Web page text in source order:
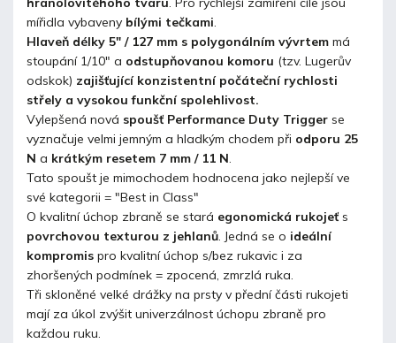
mířidla vybaveny bílými tečkami.
Hlaveň délky 5" / 127 mm s polygonálním vývrtem má
stoupání 1/10" a odstupňovanou komoru (tzv. Lugerův
odskok) zajišťující konzistentní počáteční rychlosti
střely a vysokou funkční spolehlivost.
Vylepšená nová spoušť Performance Duty Trigger se
vyznačuje velmi jemným a hladkým chodem při odporu 25
N a krátkým resetem 7 mm / 11 N.
Tato spoušt je mimochodem hodnocena jako nejlepší ve
své kategorii = "Best in Class"
O kvalitní úchop zbraně se stará egonomická rukojeť s
povrchovou texturou z jehlanů. Jedná se o ideální
kompromis pro kvalitní úchop s/bez rukavic i za
zhoršených podmínek = zpocená, zmrzlá ruka.
Tři skloněné velké drážky na prsty v přední části rukojeti
mají za úkol zvýšit univerzálnost úchopu zbraně pro
každou ruku.